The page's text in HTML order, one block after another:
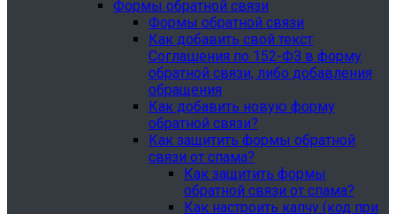
Формы обратной связи
Формы обратной связи
Как добавить свой текст
Соглашения по 152-ФЗ в форму
обратной связи, либо добавления
обращения
Как добавить новую форму
обратной связи?
Как защитить формы обратной
связи от спама?
Как защитить формы
обратной связи от спама?
Как настроить капчу (код при